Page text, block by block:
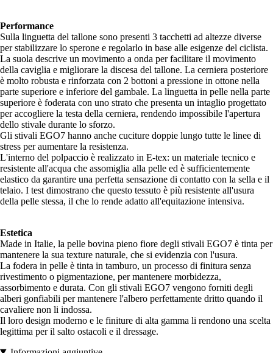
Performance
Sulla linguetta del tallone sono presenti 3 tacchetti ad altezze diverse
per stabilizzare lo sperone e regolarlo in base alle esigenze del ciclista.
La suola descrive un movimento a onda per facilitare il movimento
della caviglia e migliorare la discesa del tallone. La cerniera posteriore
è molto robusta e rinforzata con 2 bottoni a pressione in ottone nella
parte superiore e inferiore del gambale. La linguetta in pelle nella parte
superiore è foderata con uno strato che presenta un intaglio progettato
per accogliere la testa della cerniera, rendendo impossibile l'apertura
dello stivale durante lo sforzo.
Gli stivali EGO7 hanno anche cuciture doppie lungo tutte le linee di
stress per aumentare la resistenza.
L'interno del polpaccio è realizzato in E-tex: un materiale tecnico e
resistente all'acqua che assomiglia alla pelle ed è sufficientemente
elastico da garantire una perfetta sensazione di contatto con la sella e il
telaio. I test dimostrano che questo tessuto è più resistente all'usura
della pelle stessa, il che lo rende adatto all'equitazione intensiva.
Estetica
Made in Italie, la pelle bovina pieno fiore degli stivali EGO7 è tinta per
mantenere la sua texture naturale, che si evidenzia con l'usura.
La fodera in pelle è tinta in tamburo, un processo di finitura senza
rivestimento o pigmentazione, per mantenere morbidezza,
assorbimento e durata. Con gli stivali EGO7 vengono forniti degli
alberi gonfiabili per mantenere l'albero perfettamente dritto quando il
cavaliere non li indossa.
Il loro design moderno e le finiture di alta gamma li rendono una scelta
legittima per il salto ostacoli e il dressage.